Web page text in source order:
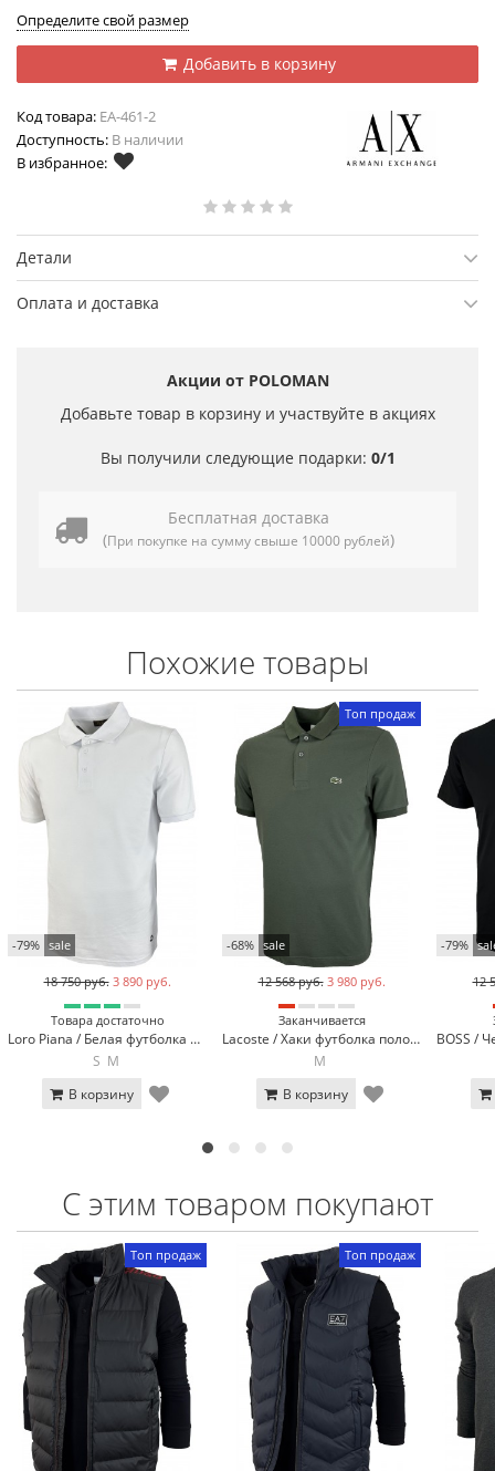
Определите свой размер
Добавить в корзину
Код товара: EA-461-2
Доступность: В наличии
В избранное:
Детали
Оплата и доставка
Акции от POLOMAN
Добавьте товар в корзину и участвуйте в акциях
Вы получили следующие подарки: 0/1
Бесплатная доставка
(При покупке на сумму свыше 10000 рублей)
Похожие товары
-79% sale
18 750 руб. 3 890 руб.
Товара достаточно
Loro Piana / Белая футболка поло Loro Piana 570-3
S M
В корзину
Топ продаж
-68% sale
12 568 руб. 3 980 руб.
Заканчивается
Lacoste / Хаки футболка поло Lacoste LC2-51
M
В корзину
-79%
12
С этим товаром покупают
Топ продаж Топ продаж